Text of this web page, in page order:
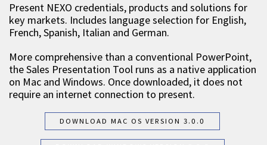
Present NEXO credentials, products and solutions for
key markets. Includes language selection for English,
French, Spanish, Italian and German.
More comprehensive than a conventional PowerPoint,
the Sales Presentation Tool runs as a native application
on Mac and Windows. Once downloaded, it does not
require an internet connection to present.
DOWNLOAD MAC OS VERSION 3.0.0